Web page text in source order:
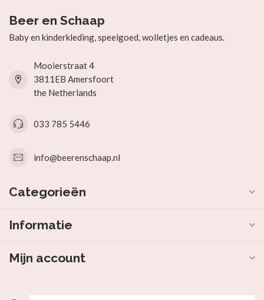
Beer en Schaap
Baby en kinderkleding, speelgoed, wolletjes en cadeaus.
Mooierstraat 4
3811EB Amersfoort
the Netherlands
033 785 5446
info@beerenschaap.nl
Categorieën
Informatie
Mijn account